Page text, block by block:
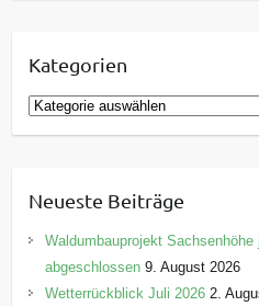
Kategorien
K
a
g
o
i
Neueste Beiträge
Waldumbauprojekt
abgeschlossen 9. August 2026
Wetterrückblick Juli 2026 2.